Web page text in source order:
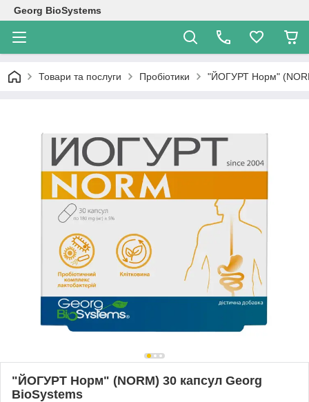
Georg BioSystems
Товари та послуги Пробіотики "ЙОГУРТ Норм"
"ЙОГУРТ Норм" (NORM) 30 капсул Georg
BioSystems